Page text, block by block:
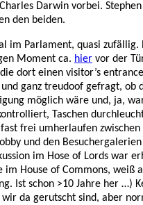
Darwin vorbei.
den beiden.
im Parlament, quasi zufällig.
Moment ca. hier vor der
dort einen visitor’s
und ganz treudoof gefragt, ob
möglich wäre und, ja,
Taschen
frei umherlaufen zwischen
und den
im Hose of Lords war
im House of Commons, weiß
Ist schon >10 Jahre her …)
wir da gerutscht sind, aber